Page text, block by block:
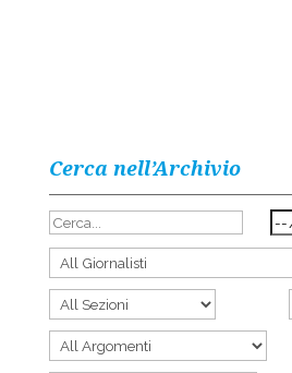
Cerca nell’Archivio